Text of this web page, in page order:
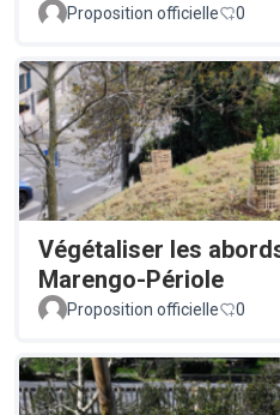
Proposition officielle 0
Végétaliser les
Marengo-Périole
Proposition officielle 0